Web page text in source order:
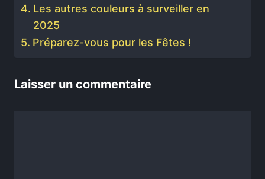
Les autres couleurs à surveiller en
2025
Préparez-vous pour les Fêtes !
Laisser un commentaire